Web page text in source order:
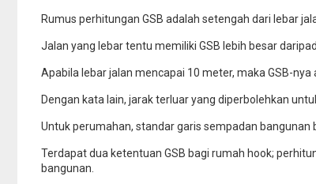
Rumus perhitungan GSB adalah setengah dari lebar
Jalan yang lebar tentu memiliki GSB lebih besar
Apabila lebar jalan mencapai 10 meter, maka GSB-nya
Dengan kata lain, jarak terluar yang diperbolehkan
Untuk perumahan, standar garis sempadan bangunan
Terdapat dua ketentuan GSB bagi rumah hook;
bangunan.